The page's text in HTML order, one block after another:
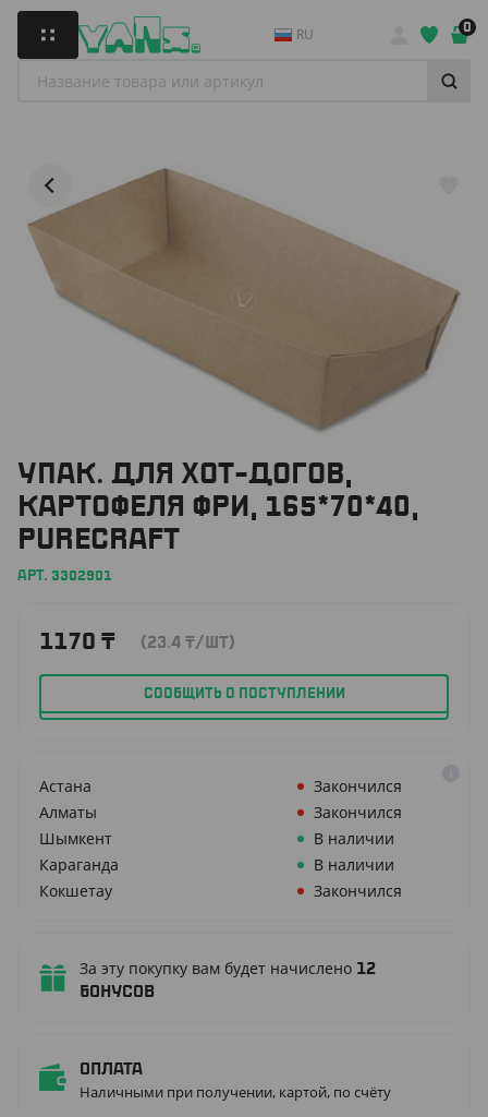
RU 0
УПАК. ДЛЯ ХОТ-ДОГОВ,
КАРТОФЕЛЯ ФРИ, 165*70*40,
PURECRAFT
АРТ. 3302901
1170 ₸ (23.4 ₸/ШТ)
СООБЩИТЬ О ПОСТУПЛЕНИИ
Астана
Закончился
Алматы
Закончился
Шымкент
В наличии
Караганда
В наличии
Кокшетау
Закончился
За эту покупку вам будет начислено 12
бонусов
Оплата
Наличными при получении, картой, по счёту